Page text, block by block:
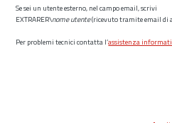
Se sei un utente esterno, nel campo email, scrivi
EXTRARER\nome utente(ricevuto tramite email di
Per problemi tecnici contatta l’assistenza